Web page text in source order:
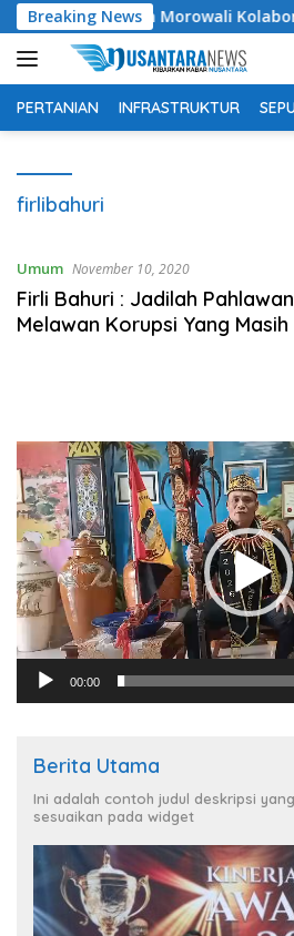
Langsung
ke
konten
Breaking News
Pendidikan Morowali Kolaborasi
PERTANIAN INFRASTRUKTUR
firlibahuri
Umum November 10, 2020
Firli Bahuri : Jadilah
Melawan Korupsi Yang
Pemutar
Video
00:00
Berita Utama
Ini adalah contoh judul deskripsi
sesuaikan pada widget